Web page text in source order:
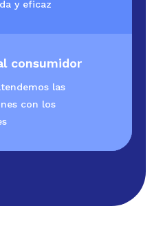
y eficaz
consumidor
las
con los